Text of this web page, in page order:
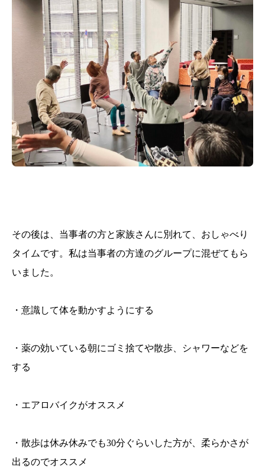
その後は、当事者の方と家族さんに別れて、おしゃべり
タイムです。私は当事者の方達のグループに混ぜてもら
いました。
・意識して体を動かすようにする
・薬の効いている朝にゴミ捨てや散歩、シャワーなどを
する
・エアロバイクがオススメ
・散歩は休み休みでも30分ぐらいした方が、柔らかさが
出るのでオススメ